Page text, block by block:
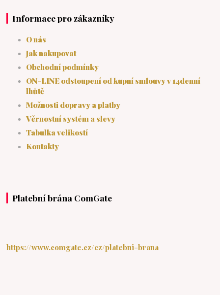
Informace pro zákazníky
O nás
Jak nakupovat
Obchodní podmínky
ON-LINE odstoupení od kupní smlouvy v 14denní
lhůtě
Možnosti dopravy a platby
Věrnostní systém a slevy
Tabulka velikostí
Kontakty
Platební brána ComGate
https://www.comgate.cz/cz/platebni-brana